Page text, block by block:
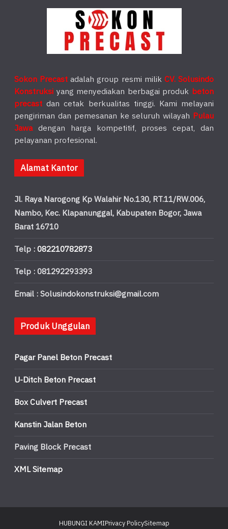
Sokon Precast adalah group resmi milik CV. Solusindo
Konstruksi yang menyediakan berbagai produk beton
precast dan cetak berkualitas tinggi. Kami melayani
pengiriman dan pemesanan ke seluruh wilayah Pulau
Jawadengan harga kompetitif, proses cepat, dan
pelayanan profesional.
Alamat Kantor
Jl. Raya Narogong Kp Walahir No.130, RT.11/RW.006,
Nambo, Kec. Klapanunggal, Kabupaten Bogor, Jawa
Barat 16710
Telp :082210782873
Telp : 081292293393
Email : Solusindokonstruksi@gmail.com
Produk Unggulan
Pagar Panel Beton Precast
U-Ditch Beton Precast
Box Culvert Precast
Kanstin Jalan Beton
Paving Block Precast
XML Sitemap
HUBUNGI KAMIPrivacy PolicySitemap